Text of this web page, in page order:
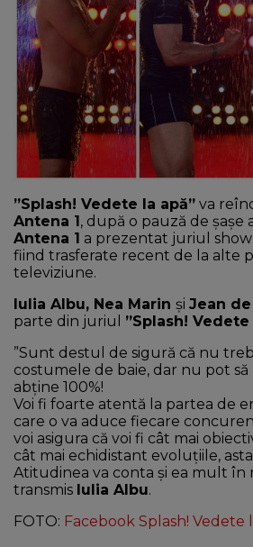
NEWS
CONTUL MEU
”Splash! Vedete la apă” va
Antena 1, după o pauză de șașe
Antena 1 a prezentat juriul
fiind trasferate recent de la alte
televiziune.
Iulia Albu, Nea Marin și Jean
parte din juriul ”Splash! Vedete
”Sunt destul de sigură că nu
costumele de baie, dar nu pot să
abţine 100%!
Voi fi foarte atentă la partea de
care o va aduce fiecare
voi asigura că voi fi cât mai
cât mai echidistant evoluţiile,
Atitudinea va conta şi ea mult în
transmis Iulia Albu.
FOTO: Facebook Splash! Vedete